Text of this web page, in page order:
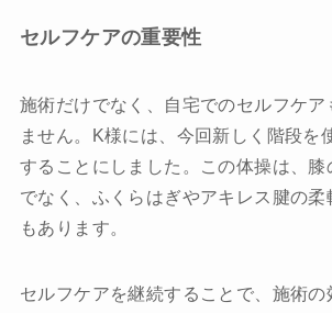
セルフケアの重要性
施術だけでなく、自宅でのセルフケ
ません。K様には、今回新しく階段を
することにしました。この体操は、膝
でなく、ふくらはぎやアキレス腱の
もあります。
セルフケアを継続することで、施術